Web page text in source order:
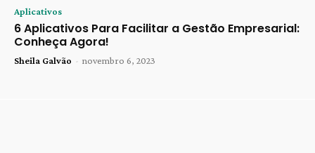
Aplicativos
6 Aplicativos Para Facilitar a Gestão Empresarial:
Conheça Agora!
Sheila Galvão - novembro 6, 2023